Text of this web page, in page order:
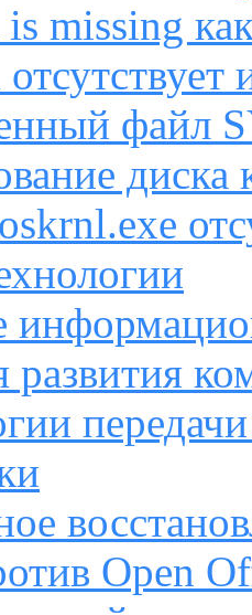
missing
файл
развития
Open